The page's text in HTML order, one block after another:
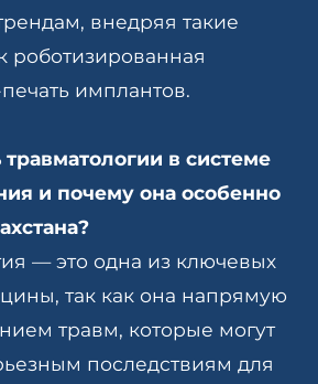
внедряя такие
роботизированная
имплантов.
в системе
и почему она особенно
— это одна из ключевых
так как она напрямую
травм, которые могут
последствиям для